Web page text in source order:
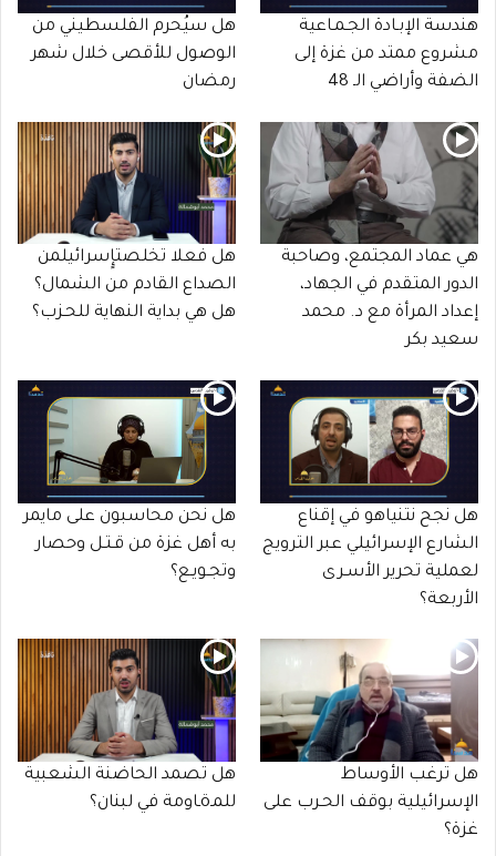
هندسة الإبـادة الجـمـاعية
مشروع ممتد من غزة إلى
الضفة وأراضي الـ 48
هل سيُحرم الفلسطيني من
الوصول للأقصى خلال شهر
رمضان
هي عماد المجتمع، وصاحبة
الدور المتقدم في الجهاد،
إعداد المرأة مع د. محمد
سعيد بكر
هل فعلا تخلصتإٍسرائيلمن
الصداع القادم من الشمال؟
هل هي بداية النهاية للحـزب؟
هل نجح نتنياهو في إقناع
الشارع الإسرائيلي عبر الترويج
لعملية تحرير الأسـرى
الأربعة؟
هل نحن محاسبون على مايمر
به أهل غزة من قـتـل وحصار
وتجـويـع؟
هل ترغب الأوساط
الإسرائيلية بوقف الحـرب على
غزة؟
هل تصمد الحاضنة الشعبية
للمـöـاومة في لبنان؟